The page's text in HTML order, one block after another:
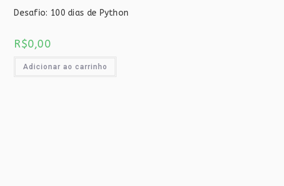
Desafio: 100 dias de Python
R$0,00
Adicionar ao carrinho